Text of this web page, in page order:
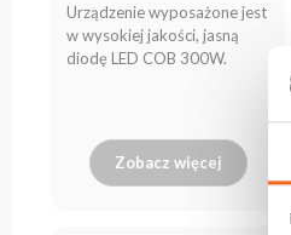
produktówUrządzenie wyposażone jest
w wysokiej jakości, jasną
diodę LED COB 300W.
Zobacz więcej